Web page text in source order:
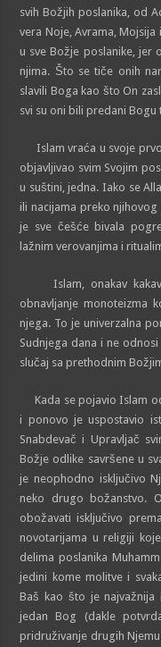
svih Božjih poslanika, od
vera Noje, Avrama,
u sve Božje poslanike, jer
njima. Što se tiče onih
slavili Boga kao što On
svi su oni bili predani Bogu
Islam vraća u svoje
objavljivao svim Svojim
u suštini, jedna. Iako se
ili nacijama preko
je sve češće bivala
lažnim verovanjima i
Islam, onakav kakav
obnavljanje monoteizma
njega. To je univerzalna
Sudnjega dana i ne
slučaj sa prethodnim
Kada se pojavio Islam
i ponovo je uspostavio
Snabdevač i Upravljač
Božje odlike savršene u
je neophodno isključivo
neko drugo božanstvo.
obožavati isključivo
novotarijama u religiji
delima poslanika
jedini kome molitve i
Baš kao što je
jedan Bog (dakle
pridruživanje drugih